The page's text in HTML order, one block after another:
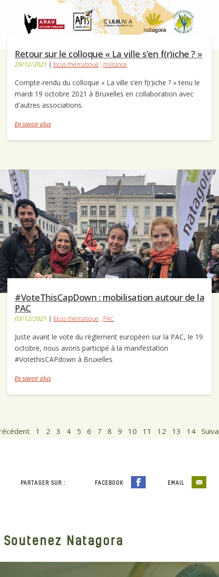
Retour sur le colloque « La ville s’en f(r)iche ? »
29/12/2021 | focus-thématique , militance
Compte-rendu du colloque « La ville s’en f(r)iche ? » tenu le
mardi 19 octobre 2021 à Bruxelles en collaboration avec
d'autres associations.
En savoir plus
#VoteThisCapDown : mobilisation autour de la
PAC
03/12/2021 | focus-thématique , PAC
Juste avant le vote du règlement européen sur la PAC, le 19
octobre, nous avons participé à la manifestation
#VotethisCAPdown à Bruxelles.
En savoir plus
1 2 3 4 5 6 7 8 9 10 11 12 13 14
PARTAGER SUR : FACEBOOK EMAIL
Soutenez Natagora